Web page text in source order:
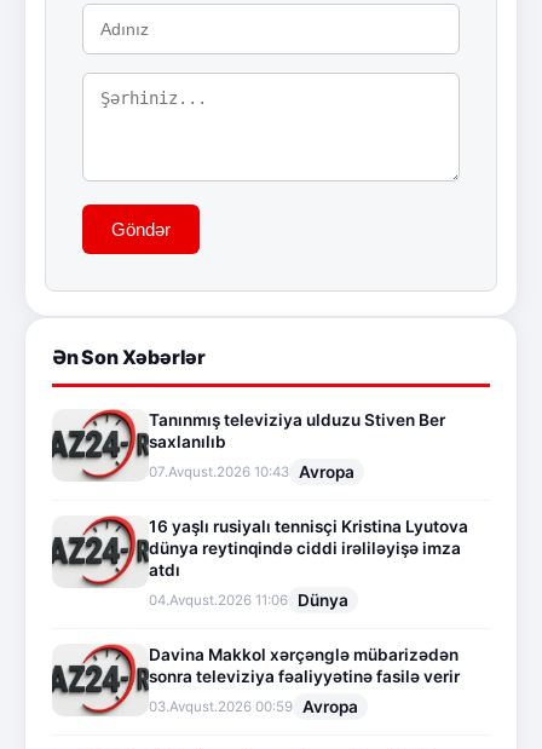
Göndər
Ən Son Xəbərlər
Tanınmış televiziya ulduzu Stiven Ber
saxlanılıb
07.Avqust.2026 10:43 Avropa
16 yaşlı rusiyalı tennisçi Kristina Lyutova
dünya reytinqində ciddi irəliləyişə imza
atdı
04.Avqust.2026 11:06 Dünya
Davina Makkol xərçənglə mübarizədən
sonra televiziya fəaliyyətinə fasilə verir
03.Avqust.2026 00:59 Avropa